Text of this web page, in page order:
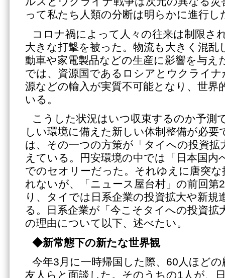
って私たち人類の分断は明らかに進行し
コロナ禍によって人々の往来は制限さ
大きな打撃を被った。物流も大きく混乱
動車や家電製品などの生産に影響を与え
では、資源国であるロシアとウクライ
源などの輸入が実質不可能となり、世界
いる。
こうした状況はいつ収束するのか予測
しい環境に備えた新しい体制整備が必要
は、その一つの方策が「タイへの投資拡
えている。円安環境の中では「日本国内
でのセオリーだった。それゆえに唐突
れないが、「ニュース屋台村」の前回第
り、タイでは日系企業の投資拡大や新規
る。日系企業が「今こそタイへの投資拡
の理由について以下、述べたい。
◆新常態下の新たな世界観
今年3月に一時帰国した際、60人ほど
友人らと面談した。そのうちの1人が、